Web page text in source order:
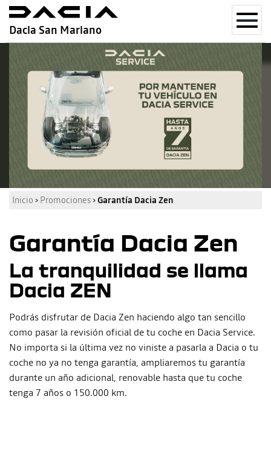
Dacia San Mariano
Inicio › Promociones› Garantía Dacia Zen
Garantía Dacia Zen
La tranquilidad se llama
Dacia ZEN
Podrás disfrutar de Dacia Zen haciendo algo tan sencillo
como pasar la revisión oficial de tu coche en Dacia Service.
No importa si la última vez no viniste a pasarla a Dacia o tu
coche no ya no tenga garantía, ampliaremos tu garantía
durante un año adicional, renovable hasta que tu coche
tenga 7 años o 150.000 km.